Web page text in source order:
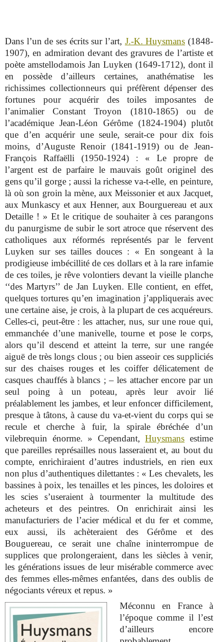
Dans l’un de ses écrits sur l’art, J.-K. Huysmans (1848-
1907), en admiration devant des gravures de l’artiste et
poète amstellodamois Jan Luyken (1649-1712), dont il
en possède d’ailleurs certaines, anathématise les
richissimes collectionneurs qui préfèrent dépenser des
fortunes pour acquérir des toiles imposantes de
l’animalier Constant Troyon (1810-1865) ou de
l’académique Jean-Léon Gérôme (1824-1904) plutôt
que d’en acquérir une seule, serait-ce pour dix fois
moins, d’Auguste Renoir (1841-1919) ou de Jean-
François Raffaëlli (1950-1924) : « Le propre de
l’argent est de parfaire le mauvais goût originel des
gens qu’il gorge ; aussi la richesse va-t-elle, en peinture,
là où son groin la mène, aux Meissonier et aux Jacquet,
aux Munkascy et aux Henner, aux Bourguereau et aux
Detaille ! » Et le critique de souhaiter à ces parangons
du panurgisme de subir le sort atroce que réservent des
catholiques aux réformés représentés par le fervent
Luyken sur ses tailles douces : « En songeant à la
prodigieuse imbécillité de ces dollars et à la rare infamie
de ces toiles, je rêve volontiers devant la vieille planche
‘‘des Martyrs’’ de Jan Luyken. Elle contient, en effet,
quelques tortures qu’en imagination j’appliquerais avec
une certaine aise, je crois, à la plupart de ces acquéreurs.
Celles-ci, peut-être : les attacher, nus, sur une roue qui,
emmanchée d’une manivelle, tourne et pose le corps,
alors qu’il descend et atteint la terre, sur une rangée
aiguë de très longs clous ; ou bien asseoir ces suppliciés
sur des chaises rouges et les coiffer délicatement de
casques chauffés à blancs ; – les attacher encore par un
seul poing à un poteau, après leur avoir lié
préalablement les jambes, et leur enfoncer difficilement,
presque à tâtons, à cause du va-et-vient du corps qui se
recule et cherche à fuir, la spirale ébréchée d’un
vilebrequin énorme. » Cependant,Huysmans estime
que pareilles représailles nous lasseraient et, au bout du
compte, enrichiraient d’autres industriels, en rien eux
non plus d’authentiques dilettantes : « Les chevalets, les
bassines à poix, les tenailles et les pinces, les doloires et
les scies s’useraient à tourmenter la multitude des
acheteurs et des peintres. On enrichirait ainsi les
manufacturiers de l’acier médical et du fer et comme,
eux aussi, ils achèteraient des Gérôme et des
Bouguereau, ce serait une chaîne ininterrompue de
supplices que prolongeraient, dans les siècles à venir,
les générations issues de leur misérable commerce avec
des femmes elles-mêmes enfantées, dans des oublis de
négociants véreux et repus. »
Méconnu en France à
l’époque comme il l’est
d’ailleurs encore